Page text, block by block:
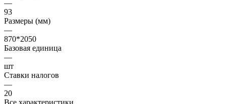
—
93
Размеры (мм)
—
870*2050
Базовая единица
—
шт
Ставки налогов
—
20
Все характеристики